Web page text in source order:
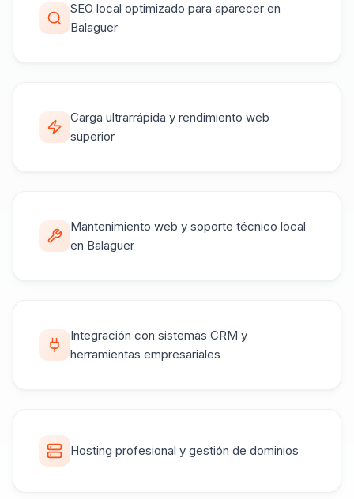
SEO local optimizado para aparecer en
Balaguer
Carga ultrarrápida y rendimiento web
superior
Mantenimiento web y soporte técnico local
en Balaguer
Integración con sistemas CRM y
herramientas empresariales
Hosting profesional y gestión de dominios